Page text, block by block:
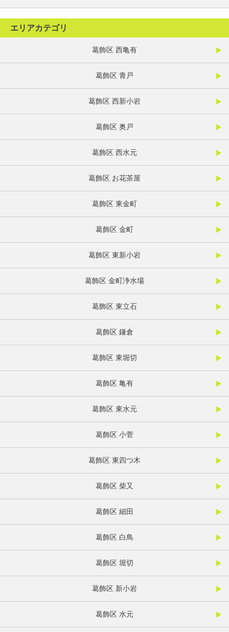
エリアカテゴリ
葛飾区 西亀有
葛飾区 青戸
葛飾区 西新小岩
葛飾区 奥戸
葛飾区 西水元
葛飾区 お花茶屋
葛飾区 東金町
葛飾区 金町
葛飾区 東新小岩
葛飾区 金町浄水場
葛飾区 東立石
葛飾区 鎌倉
葛飾区 東堀切
葛飾区 亀有
葛飾区 東水元
葛飾区 小菅
葛飾区 東四つ木
葛飾区 柴又
葛飾区 細田
葛飾区 白鳥
葛飾区 堀切
葛飾区 新小岩
葛飾区 水元